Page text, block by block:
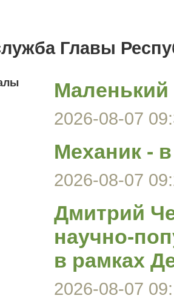
Главы
2026-08-07
Механик -
2026-08-07
Дмитрий
научно-
в рамках
2026-08-07